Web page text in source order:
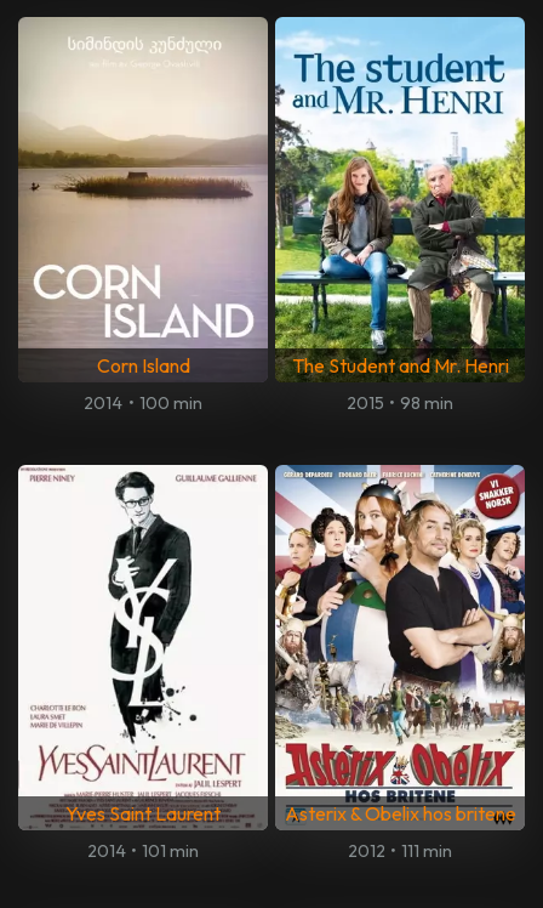
Corn Island
2014 • 100 min
The Student and Mr. Henri
2015 • 98 min
Yves Saint Laurent
2014 • 101 min
Asterix & Obelix hos britene
2012 • 111 min